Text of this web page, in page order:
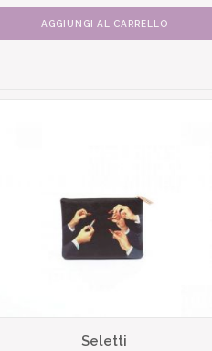
AGGIUNGI AL CARRELLO
Seletti